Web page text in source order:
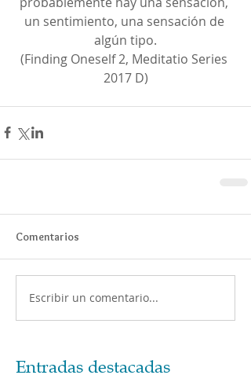
un sentimiento, una sensación de
algún tipo.
(Finding Oneself 2, Meditatio Series
2017 D)
Comentarios
Escribir un comentario...
Entradas destacadas